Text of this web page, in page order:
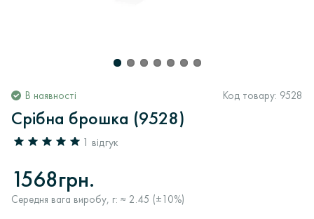
В наявності Код товару: 9528
Срібна брошка (9528)
1 відгук
1568грн.
Середня вага виробу, г: ≈ 2.45 (±10%)